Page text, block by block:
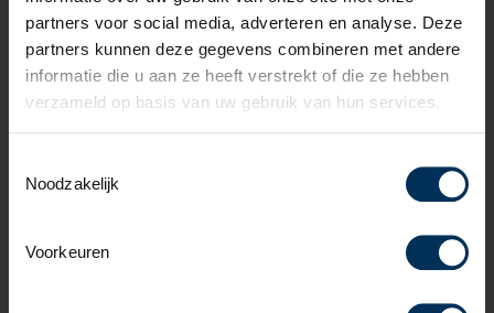
partners voor social media, adverteren en analyse. Deze
partners kunnen deze gegevens combineren met andere
informatie die u aan ze heeft verstrekt of die ze hebben
verzameld op basis van uw gebruik van hun services.
Noodzakelijk
Voorkeuren
Bekijk onze occasion voorraad
Werkplaatsafspraak maken